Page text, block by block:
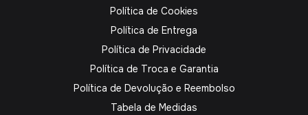
Política de Cookies
Política de Entrega
Política de Privacidade
Política de Troca e Garantia
Política de Devolução e Reembolso
Tabela de Medidas